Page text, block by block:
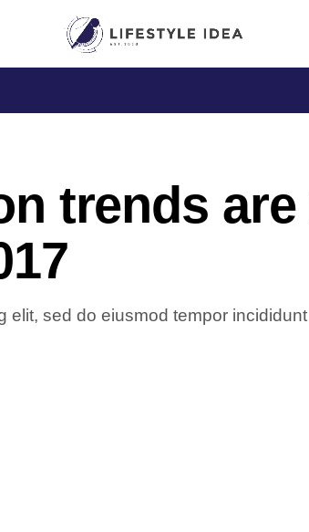
trends
sed do eiusmod tempor